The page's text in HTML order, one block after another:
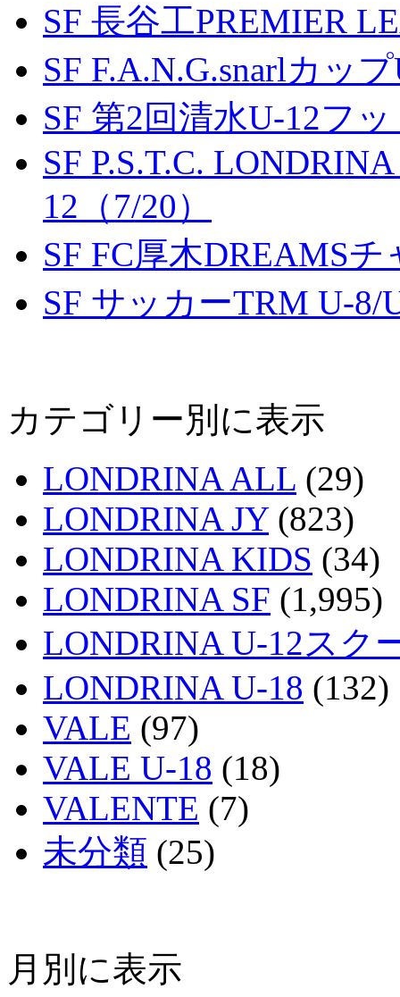
SF 長谷工PREMIER
SF F.A.N.G.snarlカッ
SF 第2回清水U-12フ
SF P.S.T.C.
12（7/20）
SF FC厚木DREAMS
SF サッカーTRM U-8/
カテゴリー別に表示
LONDRINA ALL (29)
LONDRINA JY(823)
LONDRINA KIDS (34)
LONDRINA SF (1,995)
LONDRINA U-12スク
LONDRINA U-18 (132)
VALE (97)
VALE U-18 (18)
VALENTE (7)
未分類 (25)
月別に表示